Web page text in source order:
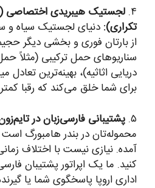
۴. لجستیک هیبریدی
تکراری): دنیای لجستیک سیاه
از بارتان فوری و بخشی دیگر
سناریوهای حمل ترکیبی (مثلاً
دریایی اثاثیه)، بهینه‌ترین
برای شما خلق می‌کند که رقبا
۵. پشتیبانی فارسی‌زبان در
محموله‌تان در بندر هامبورگ
کنید. ما یک اپراتور پشتیبان
اداری اروپا پاسخگوی شما یا